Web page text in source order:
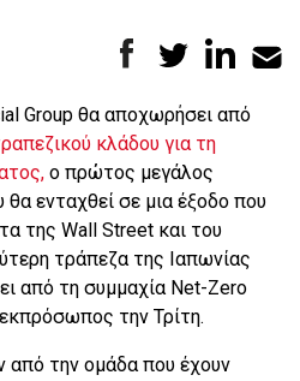
Group θα αποχωρήσει από
κλάδου για τη
ο πρώτος μεγάλος
ενταχθεί σε μια έξοδο που
της Wall Street και του
τράπεζα της Ιαπωνίας
από τη συμμαχία Net-Zero
την Τρίτη.
την ομάδα που έχουν